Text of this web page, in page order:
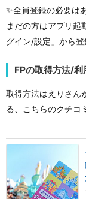
✨全員登録の必要は
まだの方はアプリ起
グイン/設定」から
FPの取得方法/利
取得方法はえりさん
る、こちらのクチコ